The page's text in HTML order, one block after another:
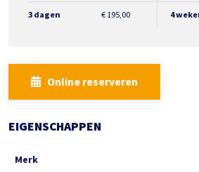
3 dagen €195,00 4
Online reserveren
EIGENSCHAPPEN
Merk